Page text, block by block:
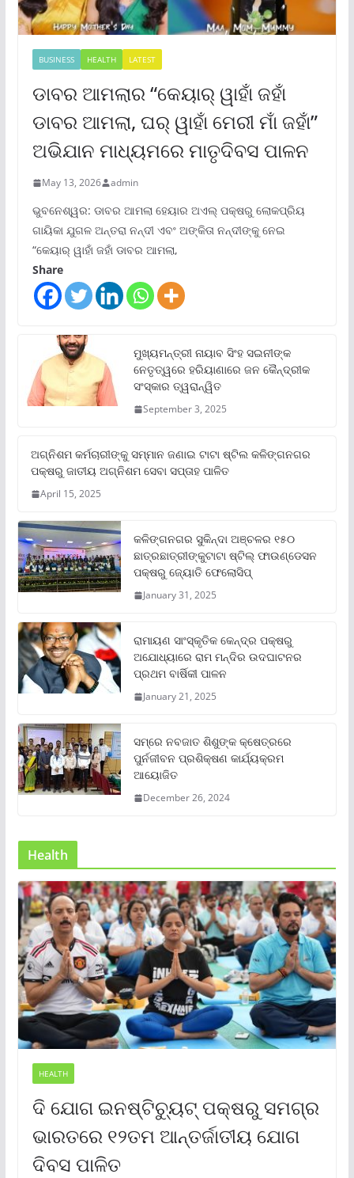
BUSINESS HEALTH LATEST
ଡାବର ଆମଲାର “କେୟାର୍ ୱାହାଁ ଜହାଁ
ଡାବର ଆମଲା, ଘର୍ ୱାହାଁ ମେରୀ ମାଁ ଜହାଁ”
ଅଭିଯାନ ମାଧ୍ୟମରେ ମାତୃଦିବସ ପାଳନ
May 13, 2026 admin
ଭୁବନେଶ୍ୱର: ଡାବର ଆମଲା ହେୟାର ଅଏଲ୍ ପକ୍ଷରୁ ଲୋକପ୍ରିୟ
ଗାୟିକା ଯୁଗଳ ଅନ୍ତରା ନନ୍ଦୀ ଏବଂ ଅଙ୍କିତା ନନ୍ଦୀଙ୍କୁ ନେଇ
“କେୟାର୍ ୱାହାଁ ଜହାଁ ଡାବର ଆମଲା,
Share
ମୁଖ୍ୟମନ୍ତ୍ରୀ ନାୟାବ ସିଂହ ସଇନୀଙ୍କ
ନେତୃତ୍ୱରେ ହରିୟାଣାରେ ଜନ କୈନ୍ଦ୍ରୀକ
ସଂସ୍କାର ତ୍ୱରାନ୍ୱିତ
September 3, 2025
ଅଗ୍ନିଶମ କର୍ମଚାରୀଙ୍କୁ ସମ୍ମାନ ଜଣାଇ ଟାଟା ଷ୍ଟିଲ କଳିଙ୍ଗନଗର
ପକ୍ଷରୁ ଜାତୀୟ ଅଗ୍ନିଶମ ସେବା ସପ୍ତାହ ପାଳିତ
April 15, 2025
କଳିଙ୍ଗନଗର ସୁକିନ୍ଦା ଅଞ୍ଚଳର ୧୫୦
ଛାତ୍ରଛାତ୍ରୀଙ୍କୁଟାଟା ଷ୍ଟିଲ୍ ଫାଉଣ୍ଡେସନ
ପକ୍ଷରୁ ଜ୍ୟୋତି ଫେଲୋସିପ୍‌
January 31, 2025
ରାମାୟଣ ସାଂସ୍କୃତିକ କେନ୍ଦ୍ର ପକ୍ଷରୁ
ଅଯୋଧ୍ୟାରେ ରାମ ମନ୍ଦିର ଉଦଘାଟନର
ପ୍ରଥମ ବାର୍ଷିକୀ ପାଳନ
January 21, 2025
ସମ୍‌ରେ ନବଜାତ ଶିଶୁଙ୍କ କ୍ଷେତ୍ରରେ
ପୁର୍ନଜୀବନ ପ୍ରଶିକ୍ଷଣ କାର୍ଯ୍ୟକ୍ରମ
ଆୟୋଜିତ
December 26, 2024
Health
HEALTH
ଦି ଯୋଗ ଇନଷ୍ଟିଚ୍ୟୁଟ୍ ପକ୍ଷରୁ ସମଗ୍ର
ଭାରତରେ ୧୨ତମ ଆନ୍ତର୍ଜାତୀୟ ଯୋଗ
ଦିବସ ପାଳିତ